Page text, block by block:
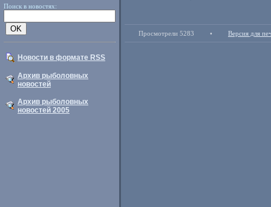
Поиск в новостях:
Новости в формате RSS
Архив рыболовных
новостей
Архив рыболовных
новостей 2005
Просмотрели 5283 • Версия для